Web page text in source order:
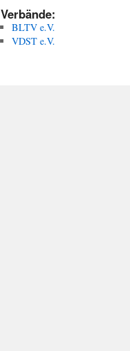
Verbände:
BLTV e.V.
VDST e.V.